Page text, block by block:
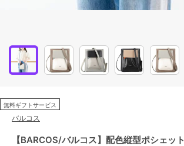
無料ギフトサービス
バルコス
【BARCOS/バルコス】配色縦型ポシェット